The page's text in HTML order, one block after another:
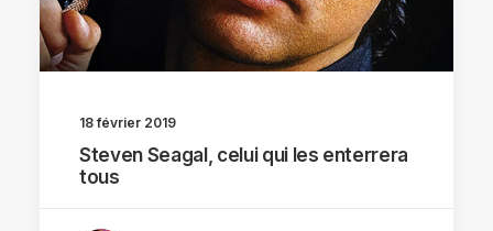
18 février 2019
Steven Seagal, celui qui les enterrera
tous